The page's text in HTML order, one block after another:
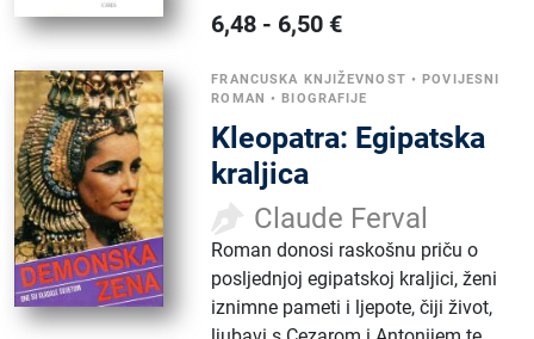
6,48 - 6,50 €
FRANCUSKA KNJIŽEVNOST • POVIJESNI
ROMAN • BIOGRAFIJE
Kleopatra: Egipatska
kraljica
Claude Ferval
Roman donosi raskošnu priču o
posljednjoj egipatskoj kraljici, ženi
iznimne pameti i ljepote, čiji život,